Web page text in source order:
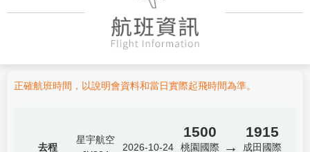
正確航班時間，以說明會資料和當日實際起飛時間為準。
去程
星宇航空
2026-10-24
1500
桃園國際
→
1915
成田國際